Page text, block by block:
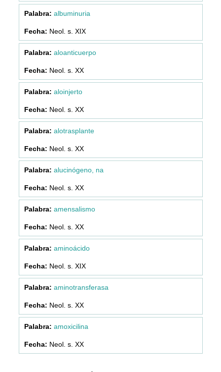
albuminuria
Neol. s. XIX
aloanticuerpo
Neol. s. XX
aloinjerto
Neol. s. XX
alotrasplante
Neol. s. XX
alucinógeno, na
Neol. s. XX
amensalismo
Neol. s. XX
aminoácido
Neol. s. XIX
aminotransferasa
Neol. s. XX
amoxicilina
Neol. s. XX